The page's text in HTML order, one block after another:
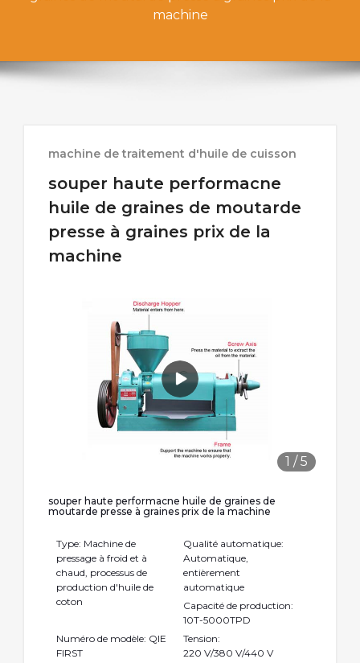
machine
machine de traitement d'huile de cuisson
souper haute performacne
huile de graines de moutarde
presse à graines prix de la
machine
1 /5
souper haute performacne huile de graines de
moutarde presse à graines prix de la machine
Type: Machine de
pressage à froid et à
chaud, processus de
production d'huile de
coton
Qualité automatique:
Automatique,
entièrement
automatique
Capacité de production:
10T-5000TPD
Numéro de modèle: QIE
FIRST
Tension:
220 V/380 V/440 V